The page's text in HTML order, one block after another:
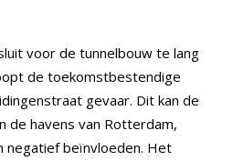
voor de tunnelbouw te lang
de toekomstbestendige
gevaar. Dit kan de
de havens van Rotterdam,
negatief beïnvloeden. Het